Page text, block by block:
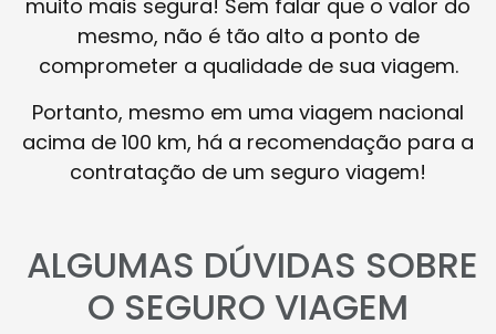
muito mais segura! Sem falar que o valor do
mesmo, não é tão alto a ponto de
comprometer a qualidade de sua viagem.
Portanto, mesmo em uma viagem nacional
acima de 100 km, há a recomendação para a
contratação de um seguro viagem!
ALGUMAS DÚVIDAS SOBRE
O SEGURO VIAGEM